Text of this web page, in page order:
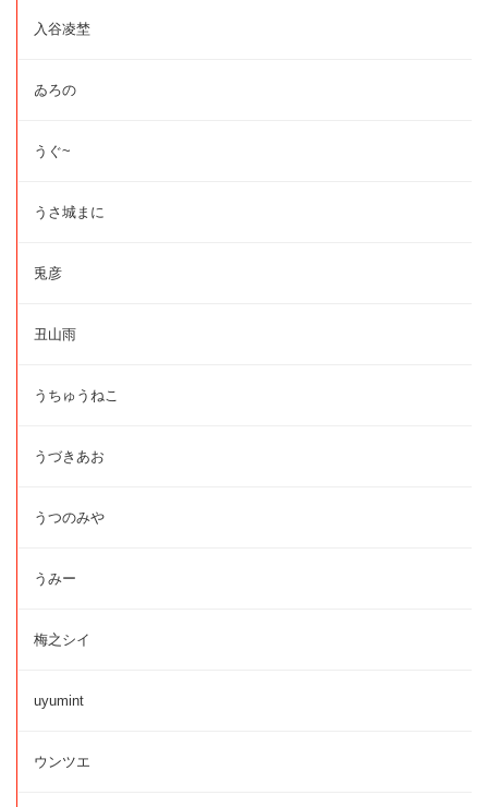
入谷凌埜
ゐろの
うぐ~
うさ城まに
兎彦
丑山雨
うちゅうねこ
うづきあお
うつのみや
うみー
梅之シイ
uyumint
ウンツエ